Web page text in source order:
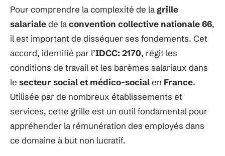
Pour comprendre la complexité de la grille
salarialede laconvention collective nationale 66,
il est important de disséquer ses fondements. Cet
accord, identifié par l’IDCC: 2170, régit les
conditions de travail et les barèmes salariaux dans
le secteur social et médico-socialen France.
Utilisée par de nombreux établissements et
services, cette grille est un outil fondamental pour
appréhender la rémunération des employés dans
ce domaine à but non lucratif.